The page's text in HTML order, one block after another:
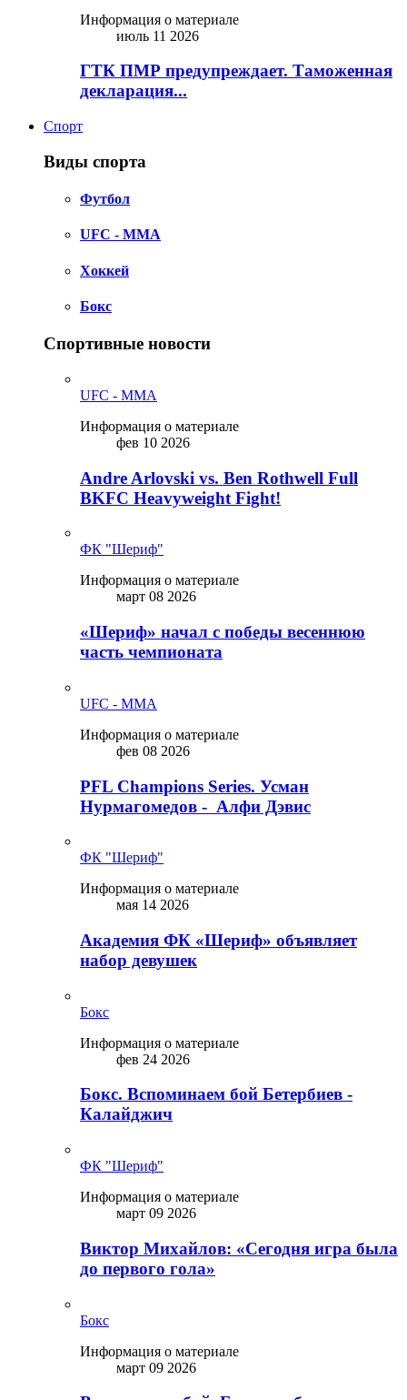
Информация о материале
июль 11 2026
ГТК ПМР предупреждает. Таможенная
декларация...
Спорт
Виды спорта
Футбол
UFC - MMA
Хоккей
Бокс
Спортивные новости
UFC - MMA
Информация о материале
фев 10 2026
Andre Arlovski vs. Ben Rothwell Full
BKFC Heavyweight Fight!
ФК "Шериф"
Информация о материале
март 08 2026
«Шериф» начал с победы весеннюю
часть чемпионата
UFC - MMA
Информация о материале
фев 08 2026
PFL Champions Series. Усман
Нурмагомедов - Алфи Дэвис
ФК "Шериф"
Информация о материале
мая 14 2026
Академия ФК «Шериф» объявляет
набор девушек
Бокс
Информация о материале
фев 24 2026
Бокс. Вспоминаем бой Бетербиев -
Калайджич
ФК "Шериф"
Информация о материале
март 09 2026
Виктор Михайлов: «Сегодня игра была
до первого гола»
Бокс
Информация о материале
март 09 2026